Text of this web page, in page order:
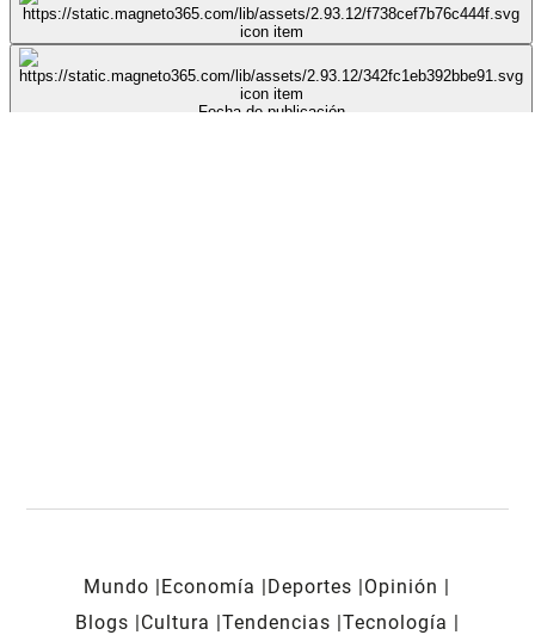
Mundo Economía Deportes
Opinión
Blogs
Cultura Tendencias Tecnología